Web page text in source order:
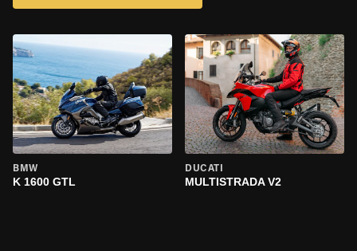
BMW
K 1600 GTL
DUCATI
MULTISTRADA V2